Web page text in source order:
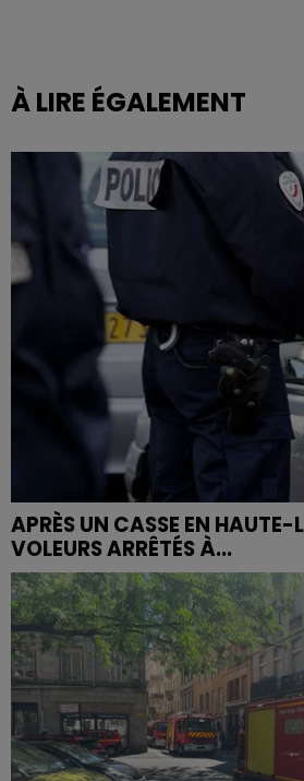
À LIRE ÉGALEMENT
APRÈS UN CASSE EN HAUTE-
VOLEURS ARRÊTÉS À...